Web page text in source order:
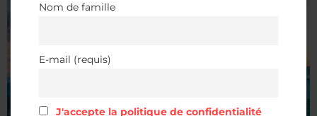
Nom de famille
E-mail (requis)
J'accepte la politique de confidentialité